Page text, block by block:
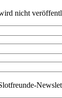
nicht